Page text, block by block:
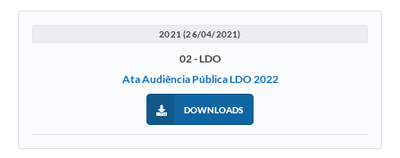
2021 (26/04/2021)
02 - LDO
Ata Audiência Pública LDO 2022
DOWNLOADS